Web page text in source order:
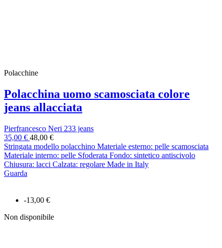
-13,00 €
Non disponibile
Polacchine
Polacchina uomo scamosciata colore
jeans allacciata
Pierfrancesco Neri 233 jeans
35,00 € 48,00 €
Stringata modello polacchino Materiale esterno: pelle scamosciata
Materiale interno: pelle Sfoderata Fondo: sintetico antiscivolo
Chiusura: lacci Calzata: regolare Made in Italy
Guarda